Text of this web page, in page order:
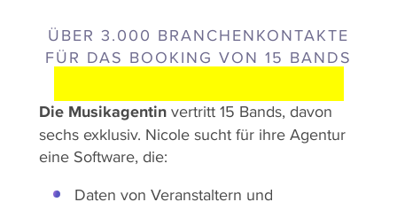
ÜBER 3.000 BRANCHENKONTAKTE
FÜR DAS BOOKING VON 15 BANDS
Die Musikagentin vertritt 15 Bands, davon
sechs exklusiv. Nicole sucht für ihre Agentur
eine Software, die:
Daten von Veranstaltern und